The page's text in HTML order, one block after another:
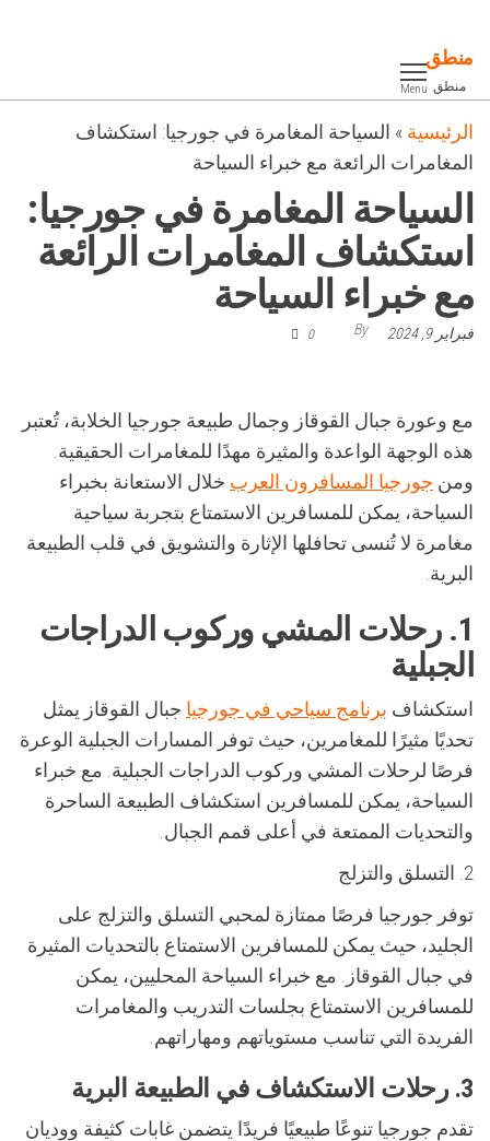
content
منطق
منطق Menu
الرئيسية » السياحة المغامرة في جورجيا: استكشاف
المغامرات الرائعة مع خبراء السياحة
السياحة المغامرة في جورجيا:
استكشاف المغامرات الرائعة
مع خبراء السياحة
فبراير 9, 2024 By
0
مع وعورة جبال القوقاز وجمال طبيعة جورجيا الخلابة، تُعتبر
هذه الوجهة الواعدة والمثيرة مهدًا للمغامرات الحقيقية.
ومن جورجيا المسافرون العرب خلال الاستعانة بخبراء
السياحة، يمكن للمسافرين الاستمتاع بتجربة سياحية
مغامرة لا تُنسى تحافلها الإثارة والتشويق في قلب الطبيعة
البرية.
1. رحلات المشي وركوب الدراجات
الجبلية
استكشاف برنامج سياحي في جورجيا جبال القوقاز يمثل
تحديًا مثيرًا للمغامرين، حيث توفر المسارات الجبلية الوعرة
فرصًا لرحلات المشي وركوب الدراجات الجبلية. مع خبراء
السياحة، يمكن للمسافرين استكشاف الطبيعة الساحرة
والتحديات الممتعة في أعلى قمم الجبال.
2. التسلق والتزلج
توفر جورجيا فرصًا ممتازة لمحبي التسلق والتزلج على
الجليد، حيث يمكن للمسافرين الاستمتاع بالتحديات المثيرة
في جبال القوقاز. مع خبراء السياحة المحليين، يمكن
للمسافرين الاستمتاع بجلسات التدريب والمغامرات
الفريدة التي تناسب مستوياتهم ومهاراتهم.
3. رحلات الاستكشاف في الطبيعة البرية
تقدم جورجيا تنوعًا طبيعيًا فريدًا يتضمن غابات كثيفة ووديان